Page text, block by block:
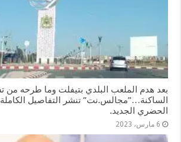
بعد هدم الملعب البلدي بتيفلت وما طرحه من
الساكنة…”مجالس.نت” تنشر التفاصيل
الحضري الجديد.
6 مارس، 2023